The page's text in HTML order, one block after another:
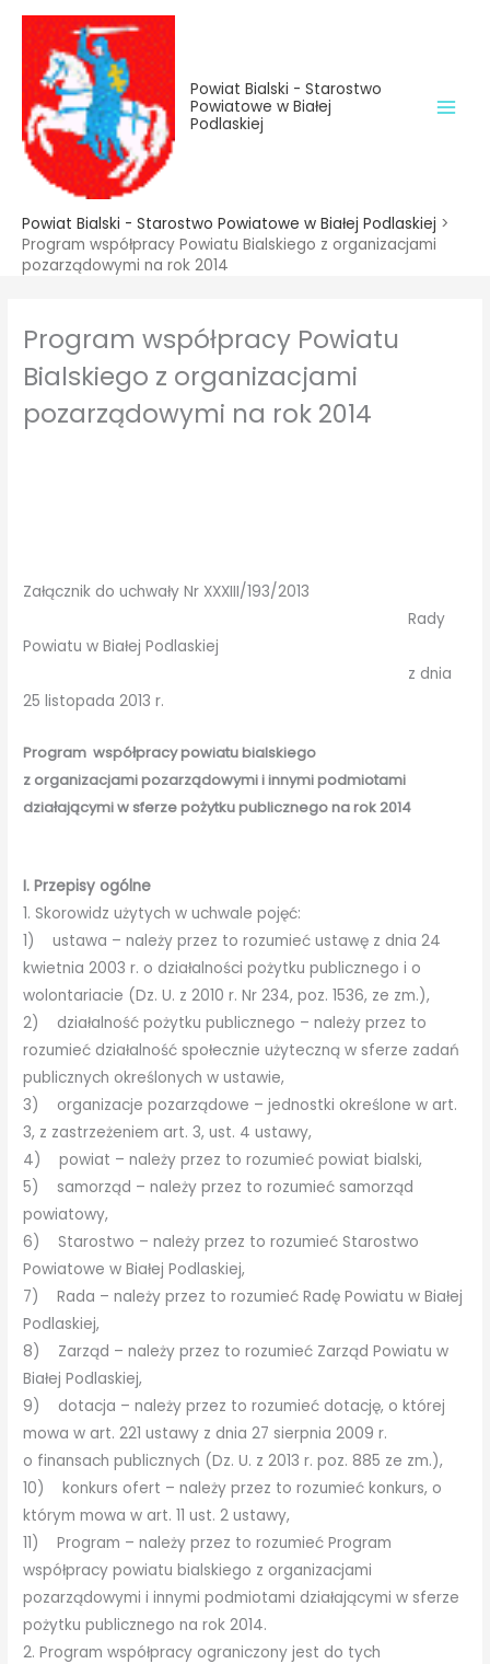
treści
Przejdź
treści
Powiat Bialski - Starostwo
Powiatowe w Białej
Podlaskiej
Powiat Bialski - Starostwo Powiatowe w Białej Podlaskiej >
Program współpracy Powiatu Bialskiego z organizacjami
pozarządowymi na rok 2014
Program współpracy Powiatu
Bialskiego z organizacjami
pozarządowymi na rok 2014
Załącznik do uchwały Nr XXXIII/193/2013
Rady
Powiatu w Białej Podlaskiej
z dnia
25 listopada 2013 r.
Program współpracy powiatu bialskiego
z organizacjami pozarządowymi i innymi podmiotami
działającymi w sferze pożytku publicznego na rok 2014
I. Przepisy ogólne
1. Skorowidz użytych w uchwale pojęć:
1) ustawa – należy przez to rozumieć ustawę z dnia 24
kwietnia 2003 r. o działalności pożytku publicznego i o
wolontariacie (Dz. U. z 2010 r. Nr 234, poz. 1536, ze zm.),
2) działalność pożytku publicznego – należy przez to
rozumieć działalność społecznie użyteczną w sferze zadań
publicznych określonych w ustawie,
3) organizacje pozarządowe – jednostki określone w art.
3, z zastrzeżeniem art. 3, ust. 4 ustawy,
4) powiat – należy przez to rozumieć powiat bialski,
5) samorząd – należy przez to rozumieć samorząd
powiatowy,
6) Starostwo – należy przez to rozumieć Starostwo
Powiatowe w Białej Podlaskiej,
7) Rada – należy przez to rozumieć Radę Powiatu w Białej
Podlaskiej,
8) Zarząd – należy przez to rozumieć Zarząd Powiatu w
Białej Podlaskiej,
9) dotacja – należy przez to rozumieć dotację, o której
mowa w art. 221 ustawy z dnia 27 sierpnia 2009 r.
o finansach publicznych (Dz. U. z 2013 r. poz. 885 ze zm.),
10) konkurs ofert – należy przez to rozumieć konkurs, o
którym mowa w art. 11 ust. 2 ustawy,
11) Program – należy przez to rozumieć Program
współpracy powiatu bialskiego z organizacjami
pozarządowymi i innymi podmiotami działającymi w sferze
pożytku publicznego na rok 2014.
2. Program współpracy ograniczony jest do tych